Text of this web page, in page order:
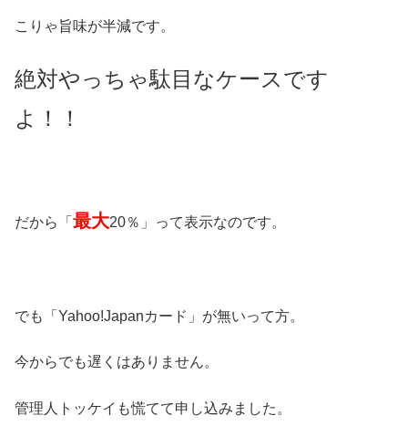
こりゃ旨味が半減です。
絶対やっちゃ駄目なケースです
よ！！
だから「 最大20％」って表示なのです。
でも「Yahoo!Japanカード」が無いって方。
今からでも遅くはありません。
管理人トッケイも慌てて申し込みました。